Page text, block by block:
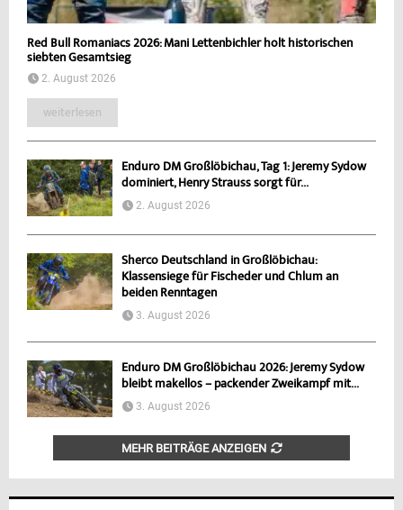
Red Bull Romaniacs 2026: Mani Lettenbichler holt historischen
siebten Gesamtsieg
2. August 2026
weiterlesen
Enduro DM Großlöbichau, Tag 1: Jeremy Sydow
dominiert, Henry Strauss sorgt für...
2. August 2026
Sherco Deutschland in Großlöbichau:
Klassensiege für Fischeder und Chlum an
beiden Renntagen
3. August 2026
Enduro DM Großlöbichau 2026: Jeremy Sydow
bleibt makellos – packender Zweikampf mit...
3. August 2026
MEHR BEITRÄGE ANZEIGEN